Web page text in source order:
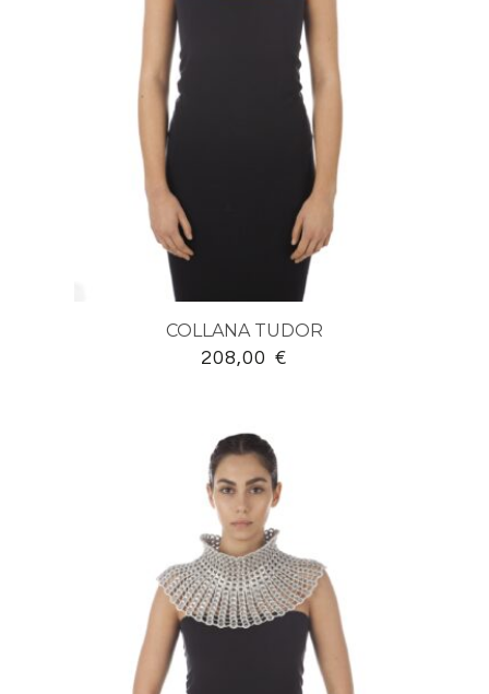
COLLANA TUDOR
208,00 €